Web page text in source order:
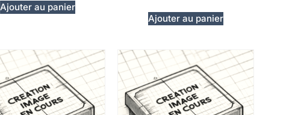
Ajouter au panier
Ajouter au panier